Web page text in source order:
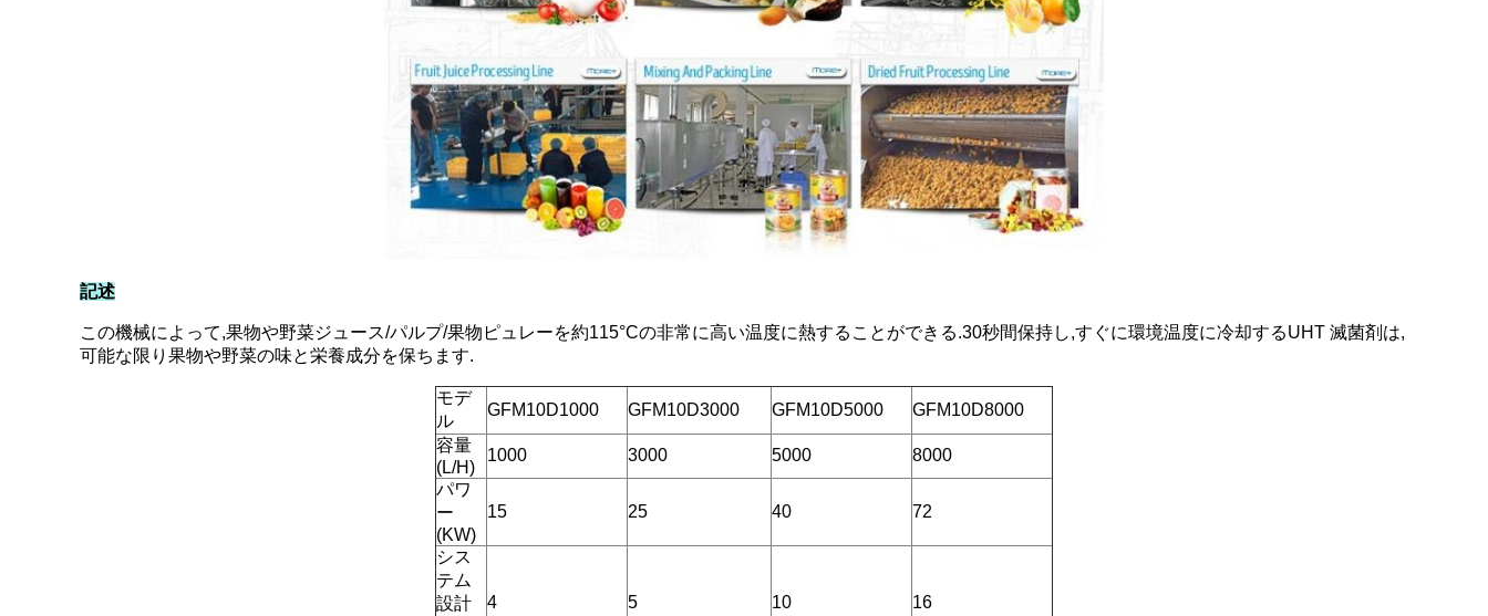
記述
この機械によって,果物や野菜ジュース/パルプ/果物ピュレーを約115°Cの非常に高い温度に熱することができる.30秒間保持し,すぐに環境温度に冷却するUHT 滅菌剤は,
可能な限り果物や野菜の味と栄養成分を保ちます.
モデ
ル
GFM10D1000 GFM10D3000 GFM10D5000
GFM10D8000
容量
(L/H)
1000 3000 5000
8000
パワ
ー
(KW)
15 25 40 72
シス
テム
設計
4 5 10 16